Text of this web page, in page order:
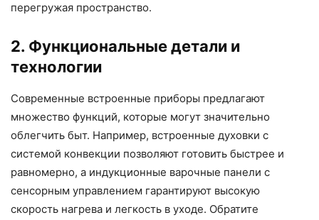
перегружая пространство.
2. Функциональные детали и
технологии
Современные встроенные приборы предлагают
множество функций, которые могут значительно
облегчить быт. Например, встроенные духовки с
системой конвекции позволяют готовить быстрее и
равномерно, а индукционные варочные панели с
сенсорным управлением гарантируют высокую
скорость нагрева и легкость в уходе. Обратите